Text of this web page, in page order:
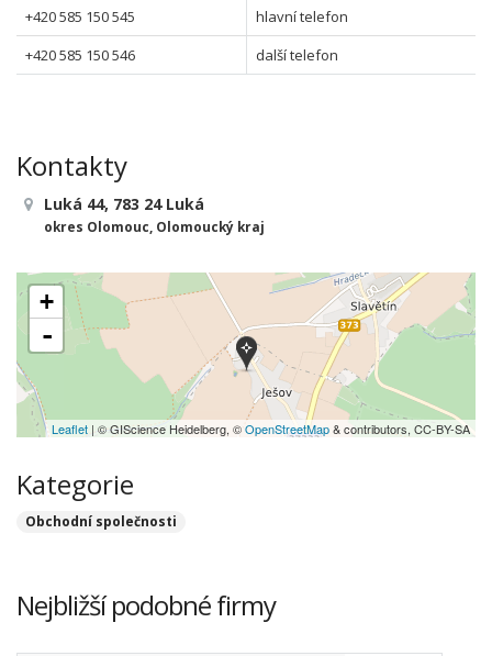
+420 585 150 545
hlavní telefon
+420 585 150 546
další telefon
Kontakty
Luká 44, 783 24 Luká
okres Olomouc, Olomoucký kraj
+
-
Leaflet | © GIScience Heidelberg, ©OpenStreetMap& contributors, CC-BY-SA
Kategorie
Obchodní společnosti
Nejbližší podobné firmy